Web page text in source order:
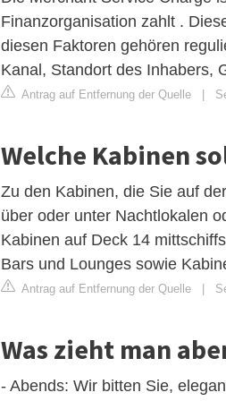
Finanzorganisation zahlt .
diesen Faktoren gehören
Kanal, Standort des Inhabers,
Antrag auf Entfernung der Quelle |
Welche Kabinen
Zu den Kabinen, die Sie auf
über oder unter Nachtlokalen
Kabinen auf Deck 14
Bars und Lounges sowie
Antrag auf Entfernung der Quelle |
Was zieht man
- Abends: Wir bitten Sie,